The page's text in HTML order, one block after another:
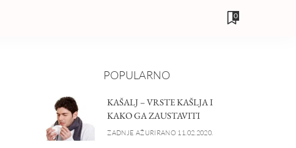
0
POPULARNO
KAŠALJ – VRSTE KAŠLJA I
KAKO GA ZAUSTAVITI
ZADNJE AŽURIRANO 11.02.2020.